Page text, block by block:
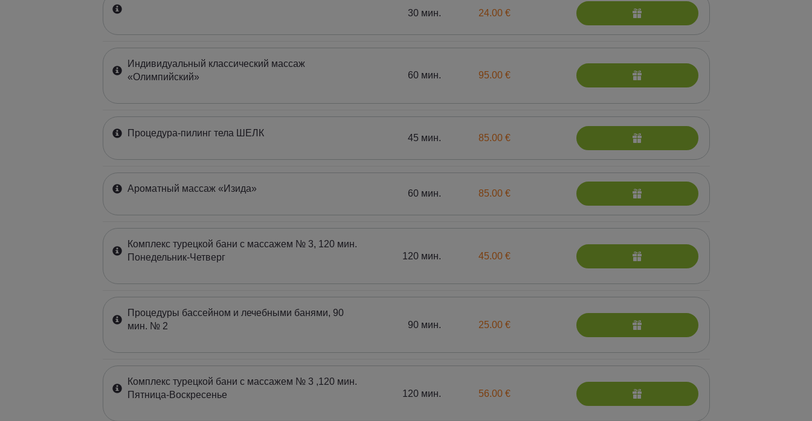
30 мин. 24.00 €
Индивидуальный классический массаж
«Олимпийский»
60 мин. 95.00 €
Процедура-пилинг тела ШЕЛК 45 мин. 85.00 €
Ароматный массаж «Изида» 60 мин. 85.00 €
Комплекс турецкой бани с массажем № 3, 120 мин.
Понедельник-Четверг
120 мин. 45.00 €
Процедуры бассейном и лечебными банями, 90
мин. № 2
90 мин. 25.00 €
Комплекс турецкой бани с массажем № 3 ,120 мин.
Пятница-Воскресенье
120 мин. 56.00 €